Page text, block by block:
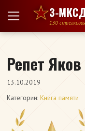
Перейти к содержимому
3-
130
Репет
13.10.2019
Категории: Книга памяти